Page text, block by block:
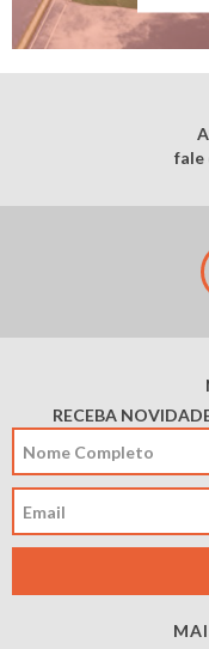
fale
RECEBA